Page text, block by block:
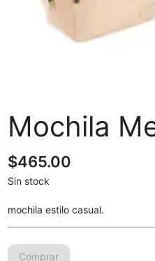
Mochila
$465.00
Sin stock
mochila estilo casual.